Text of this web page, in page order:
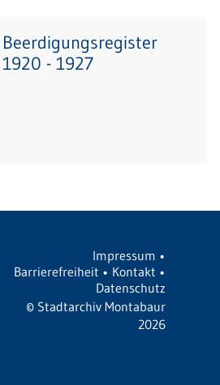
Beerdigungsregister
1920 - 1927
Impressum •
Barrierefreiheit • Kontakt •
Datenschutz
© Stadtarchiv Montabaur
2026